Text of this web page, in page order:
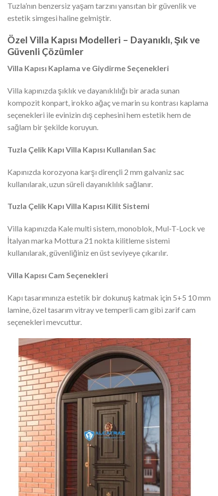
Tuzla’nın benzersiz yaşam tarzını yansıtan bir güvenlik ve
estetik simgesi haline gelmiştir.
Özel Villa Kapısı Modelleri – Dayanıklı, Şık ve
Güvenli Çözümler
Villa Kapısı Kaplama ve Giydirme Seçenekleri
Villa kapınızda şıklık ve dayanıklılığı bir arada sunan
kompozit konpart, irokko ağaç ve marin su kontrası kaplama
seçenekleri ile evinizin dış cephesini hem estetik hem de
sağlam bir şekilde koruyun.
Tuzla Çelik Kapı Villa Kapısı Kullanılan Sac
Kapınızda korozyona karşı dirençli 2 mm galvaniz sac
kullanılarak, uzun süreli dayanıklılık sağlanır.
Tuzla Çelik Kapı Villa Kapısı Kilit Sistemi
Villa kapınızda Kale multi sistem, monoblok, Mul-T-Lock ve
İtalyan marka Mottura 21 nokta kilitleme sistemi
kullanılarak, güvenliğiniz en üst seviyeye çıkarılır.
Villa Kapısı Cam Seçenekleri
Kapı tasarımınıza estetik bir dokunuş katmak için 5+5 10 mm
lamine, özel tasarım vitray ve temperli cam gibi zarif cam
seçenekleri mevcuttur.